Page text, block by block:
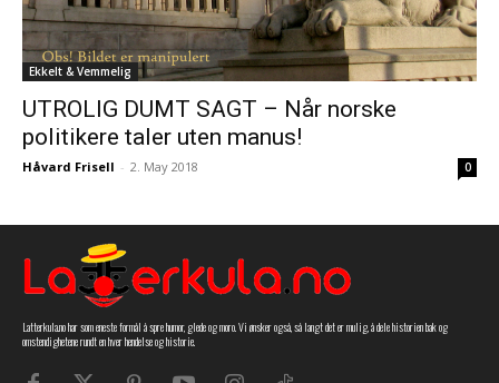
Ekkelt & Vemmelig
UTROLIG DUMT SAGT – Når norske
politikere taler uten manus!
Håvard Frisell - 2. May 2018 0
Latterkula.no har som eneste formål å spre humor, glede og moro. Vi ønsker også, så langt det er mulig, å dele historien bak og
omstendighetene rundt en hver hendelse og historie.